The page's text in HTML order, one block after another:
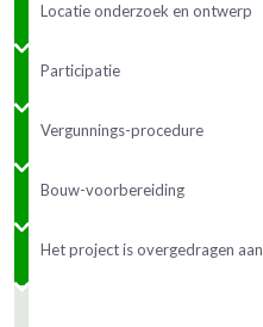
Locatie onderzoek en ontwerp
Participatie
Vergunnings-procedure
Bouw-voorbereiding
Het project is overgedragen aan